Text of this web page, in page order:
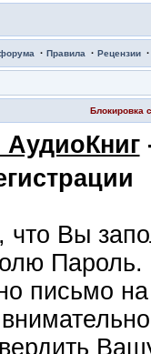
· Правила · Рецензии
Блокировка
что Вы
Пароль.
письмо